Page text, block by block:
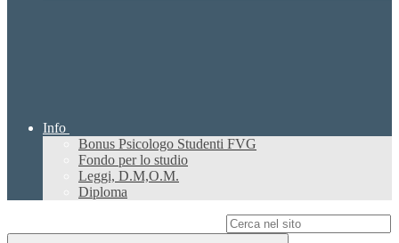
Info
Bonus Psicologo Studenti FVG
Fondo per lo studio
Leggi, D.M,O.M.
Diploma